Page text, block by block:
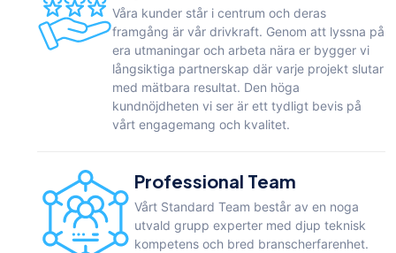
Våra kunder står i centrum och deras
framgång är vår drivkraft. Genom att lyssna på
era utmaningar och arbeta nära er bygger vi
långsiktiga partnerskap där varje projekt slutar
med mätbara resultat. Den höga
kundnöjdheten vi ser är ett tydligt bevis på
vårt engagemang och kvalitet.
Professional Team
Vårt Standard Team består av en noga
utvald grupp experter med djup teknisk
kompetens och bred branscherfarenhet.